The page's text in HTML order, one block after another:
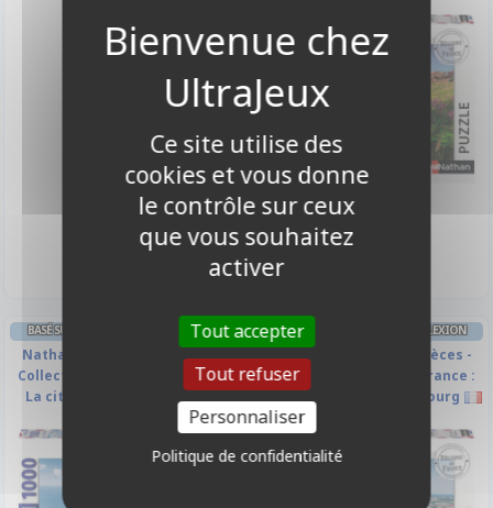
26,90 €
Indisponible
24,90 €
Disponible
BASÉ SUR VOTRE LOGIQUE RÉFLEXION
Nathan Puzzle - 1000 pièces -
Collection Régions de France :
La citadelle de Bonifacio
BASÉ SUR VOTRE LOGIQUE RÉFLEXION
Nathan Puzzle - 1000 pièces -
Collection Régions de France :
La cathédrale de Strasbourg
Ce site utilise des
cookies et vous donne
le contrôle sur ceux
que vous souhaitez
activer
Tout accepter
Tout refuser
Personnaliser
Politique de confidentialité